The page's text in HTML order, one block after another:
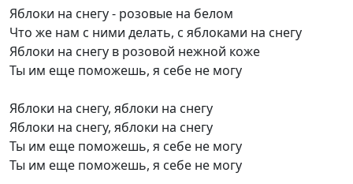
Яблоки на снегу - розовые на белом
Что же нам с ними делать, с яблоками на снегу
Яблоки на снегу в розовой нежной коже
Ты им еще поможешь, я себе не могу
Яблоки на снегу, яблоки на снегу
Яблоки на снегу, яблоки на снегу
Ты им еще поможешь, я себе не могу
Ты им еще поможешь, я себе не могу